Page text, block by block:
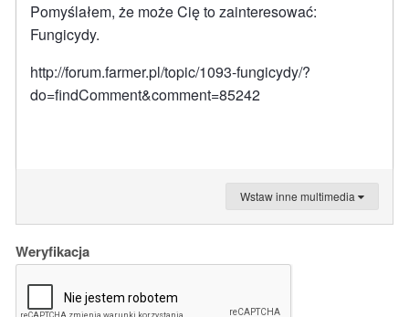
Pomyślałem, że może Cię to zainteresować:
Fungicydy.
http://forum.farmer.pl/topic/1093-fungicydy/?
do=findComment&comment=85242
Wstaw inne multimedia
Weryfikacja